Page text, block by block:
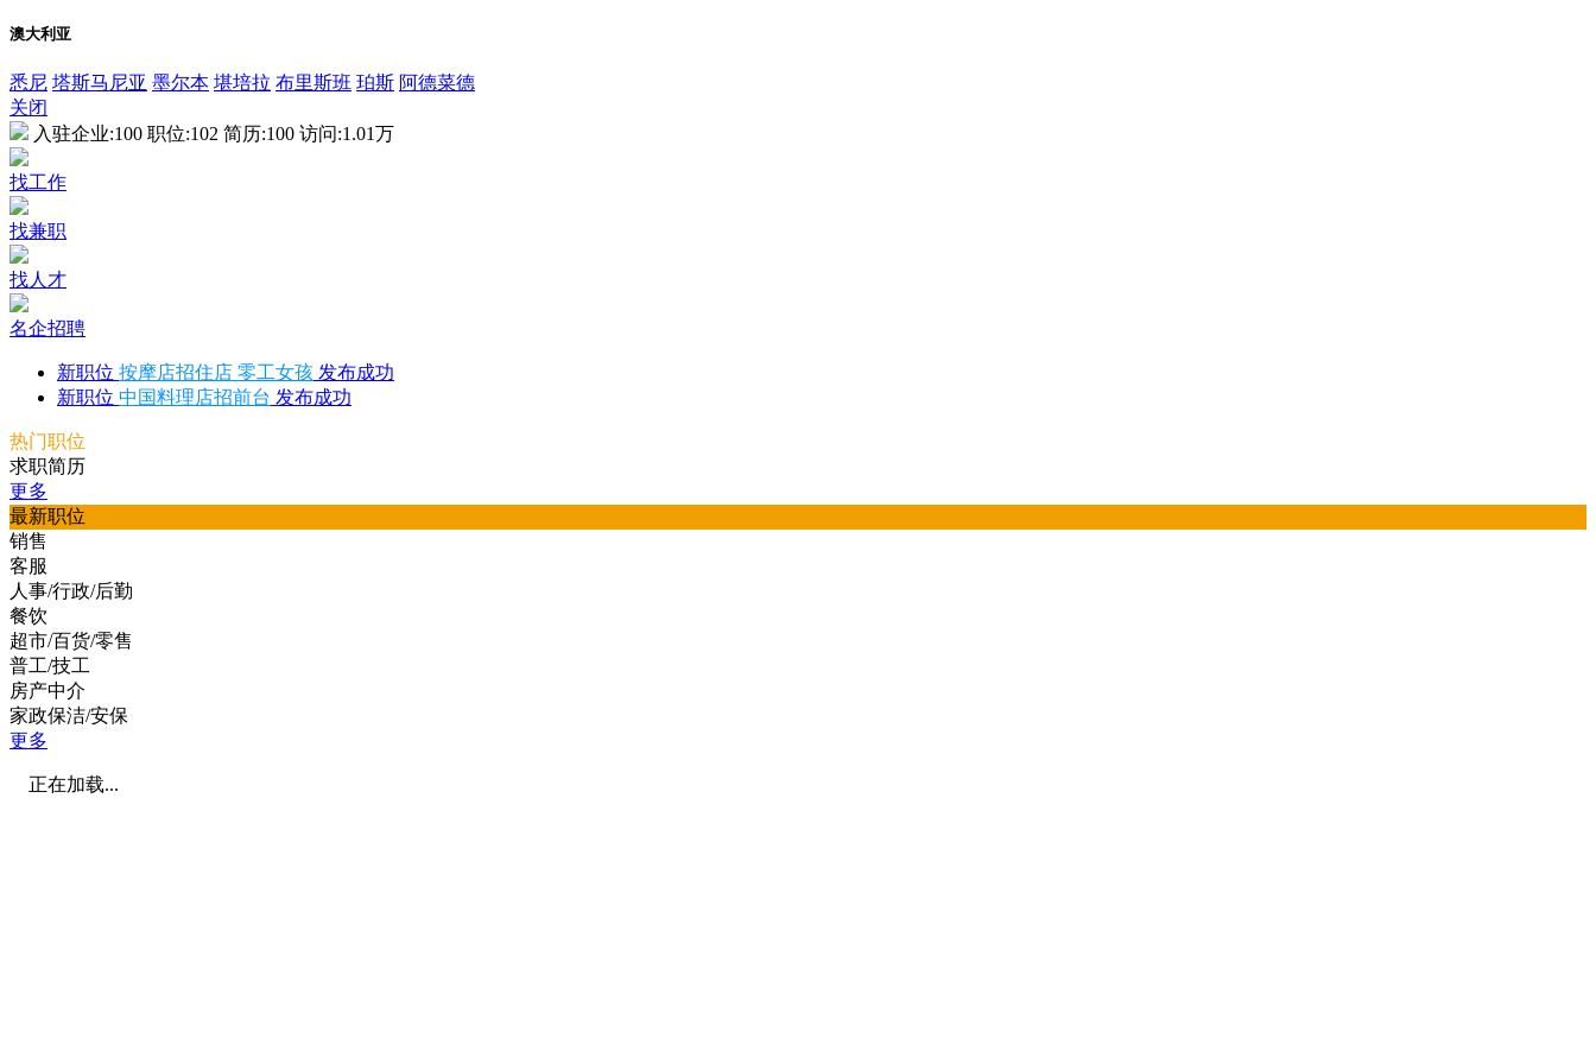
澳大利亚
悉尼 塔斯马尼亚 墨尔本 堪培拉 布里斯班 珀斯 阿德菜德
关闭
入驻企业:100 职位:102 简历:100 访问:1.01万
找工作
找兼职
找人才
名企招聘
新职位 按摩店招住店 零工女孩 发布成功
新职位 中国料理店招前台 发布成功
热门职位
求职简历
更多
最新职位
销售
客服
人事/行政/后勤
餐饮
超市/百货/零售
普工/技工
房产中介
家政保洁/安保
更多
正在加载...